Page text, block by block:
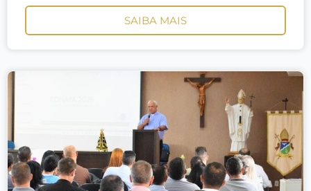
SAIBA MAIS